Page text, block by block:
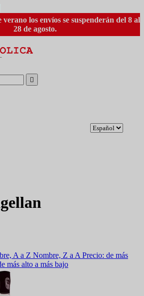
verano los envíos se suspenderán del 8 al
28 de agosto.

A a Z Nombre, Z a A Precio: de más
más alto a más bajo